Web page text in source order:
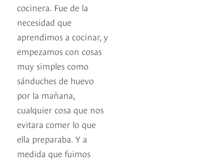
cocinera. Fue de la
necesidad que
aprendimos a cocinar, y
empezamos con cosas
muy simples como
sánduches de huevo
por la mañana,
cualquier cosa que nos
evitara comer lo que
ella preparaba. Y a
medida que fuimos